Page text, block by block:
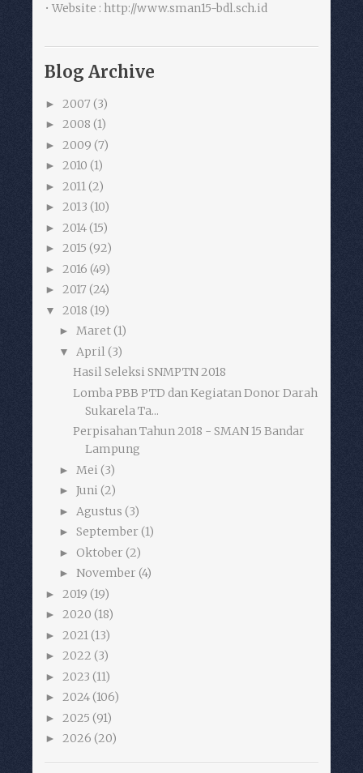
• Website : http://www.sman15-bdl.sch.id
Blog Archive
► 2007 (3)
► 2008 (1)
► 2009 (7)
► 2010 (1)
► 2011(2)
► 2013 (10)
► 2014(15)
► 2015 (92)
► 2016 (49)
► 2017 (24)
▼ 2018 (19)
► Maret(1)
▼ April(3)
Hasil Seleksi SNMPTN 2018
Lomba PBB PTD dan Kegiatan Donor Darah
Sukarela Ta...
Perpisahan Tahun 2018 - SMAN 15 Bandar
Lampung
► Mei (3)
► Juni (2)
► Agustus (3)
► September (1)
► Oktober (2)
► November (4)
► 2019 (19)
► 2020 (18)
► 2021(13)
► 2022 (3)
► 2023 (11)
► 2024(106)
► 2025 (91)
► 2026 (20)